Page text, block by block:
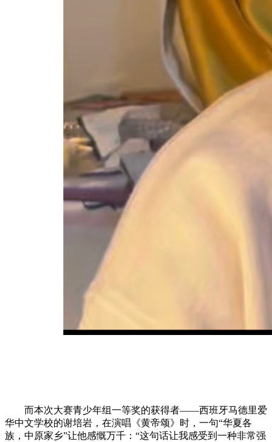
而本次大赛青少年组一等奖的获得者——西班牙马德里爱
华中文学校的谢培岩，在演唱《黄帝颂》时，一句“华夏各
族，中原家乡”让他感慨万千：“这句话让我感受到一种非常强